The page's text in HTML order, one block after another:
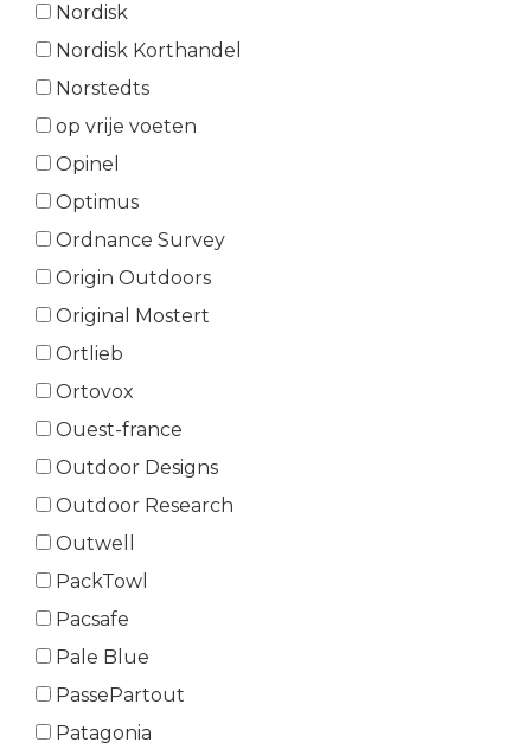
Nordisk
Nordisk Korthandel
Norstedts
op vrije voeten
Opinel
Optimus
Ordnance Survey
Origin Outdoors
Original Mostert
Ortlieb
Ortovox
Ouest-france
Outdoor Designs
Outdoor Research
Outwell
PackTowl
Pacsafe
Pale Blue
PassePartout
Patagonia